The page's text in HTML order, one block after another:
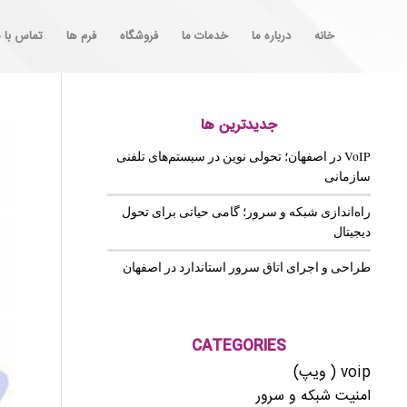
خانه درباره ما خدمات ما فروشگاه فرم ها تماس با
جدیدترین ها
VoIP در اصفهان؛ تحولی نوین در سیستم‌های تلفنی
سازمانی
راه‌اندازی شبکه و سرور؛ گامی حیاتی برای تحول
دیجیتال
طراحی و اجرای اتاق سرور استاندارد در اصفهان
CATEGORIES
voip ( ویپ)
امنیت شبکه و سرور